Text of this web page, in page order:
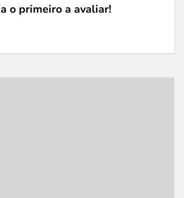
o primeiro a avaliar!